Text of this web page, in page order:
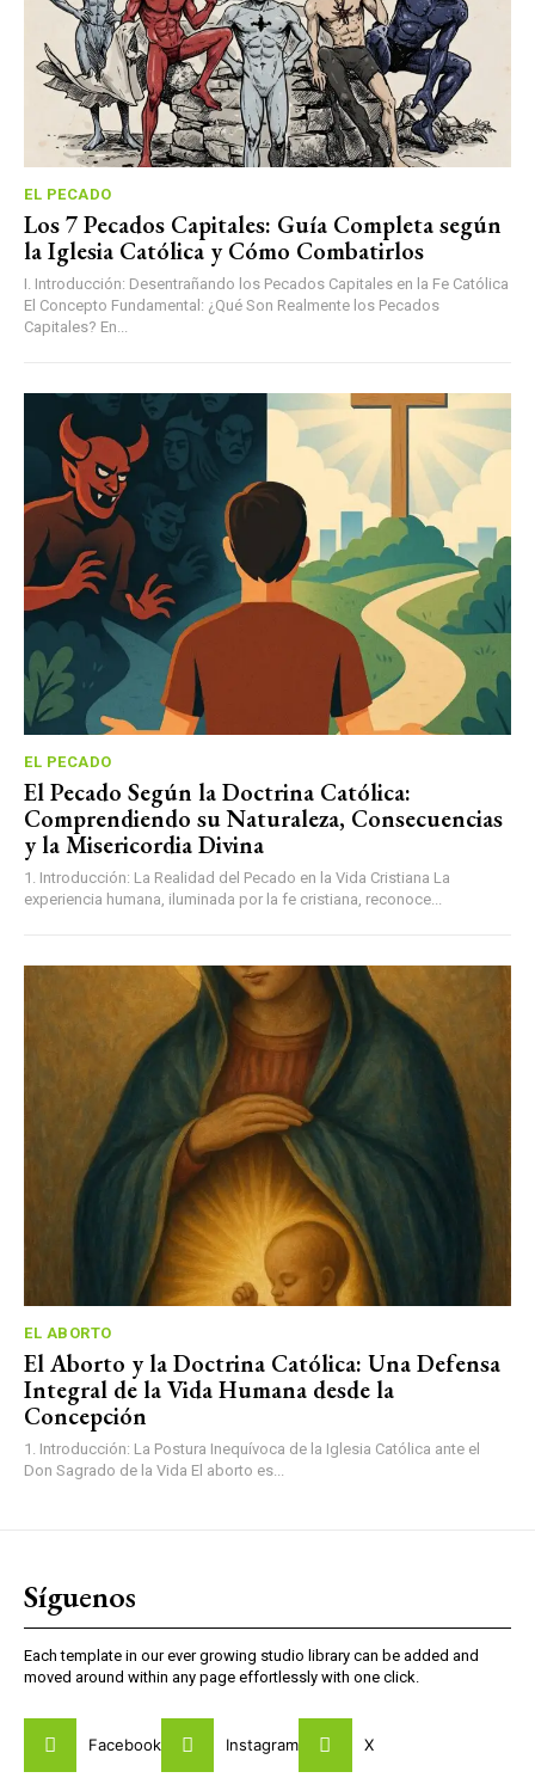
EL PECADO
Los 7 Pecados Capitales: Guía Completa según
la Iglesia Católica y Cómo Combatirlos
I. Introducción: Desentrañando los Pecados Capitales en la Fe Católica
El Concepto Fundamental: ¿Qué Son Realmente los Pecados
Capitales? En...
EL PECADO
El Pecado Según la Doctrina Católica:
Comprendiendo su Naturaleza, Consecuencias
y la Misericordia Divina
1. Introducción: La Realidad del Pecado en la Vida Cristiana La
experiencia humana, iluminada por la fe cristiana, reconoce...
EL ABORTO
El Aborto y la Doctrina Católica: Una Defensa
Integral de la Vida Humana desde la
Concepción
1. Introducción: La Postura Inequívoca de la Iglesia Católica ante el
Don Sagrado de la Vida El aborto es...
Síguenos
Each template in our ever growing studio library can be added and
moved around within any page effortlessly with one click.
Facebook Instagram X